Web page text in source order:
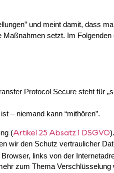
und meint damit, dass
setzt. Im Folgenden
Protocol Secure steht für
– niemand kann “mithören”.
(Artikel 25 Absatz 1 DSGVO
wir den Schutz vertraulicher
links von der
zum Thema